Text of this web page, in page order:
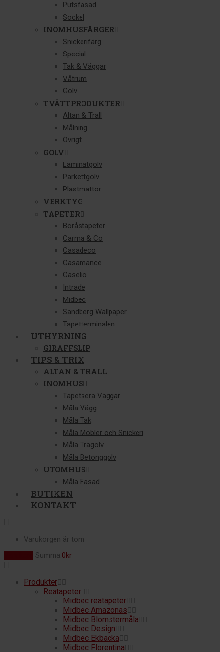
Putsfasad
Sockel
INOMHUSFÄRGER
Snickerifärg
Special
Tak & Väggar
Våtrum
Golv
TVÄTTPRODUKTER
Altan & Trall
Målning
Övrigt
GOLV
Laminatgolv
Parkettgolv
Plastmattor
VERKTYG
TAPETER
Boråstapeter
Carma & Co
Casadeco
Casamance
Caselio
Intrade
Midbec
Sandberg Wallpaper
Tapetterminalen
UTHYRNING
GIRAFFSLIP
TIPS & TRIX
ALTAN & TRALL
INOMHUS
Tapetsera Väggar
Måla Vägg
Måla Tak
Måla Möbler och Snickeri
Måla Trägolv
Måla Betonggolv
UTOMHUS
Måla Fasad
BUTIKEN
KONTAKT
Varukorgen är tom
Summa:0kr
Produkter
Reatapeter
Midbec reatapeter
Midbec Amazonas
Midbec Blomstermåla
Midbec Design
Midbec Ekbacka
Midbec Florentina